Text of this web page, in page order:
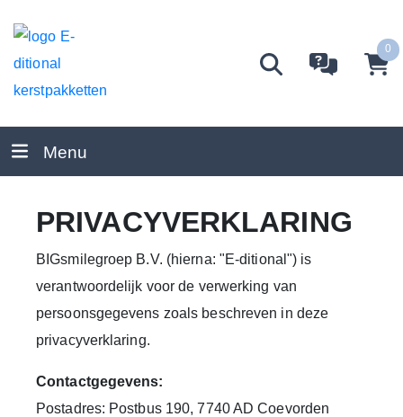
0
Menu
PRIVACYVERKLARING
BIGsmilegroep B.V. (hierna: "E-ditional") is
verantwoordelijk voor de verwerking van
persoonsgegevens zoals beschreven in deze
privacyverklaring.
Contactgegevens:
Postadres: Postbus 190, 7740 AD Coevorden